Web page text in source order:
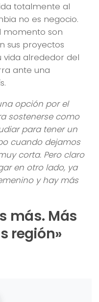
totalmente al
no es negocio.
momento son
sus proyectos
vida alrededor del
ante una
opción por el
sostenerse como
para tener un
cuando dejamos
corta. Pero claro
en otro lado, ya
y hay más
más. Más
región»